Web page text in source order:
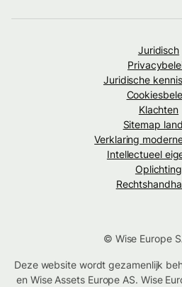
Juridisch
Juridische
Klachten
Sitemap
Verklaring
Intellectueel
Oplichting
© Wise Europe
Deze website wordt gezamenlijk
en Wise Assets Europe AS. Wise